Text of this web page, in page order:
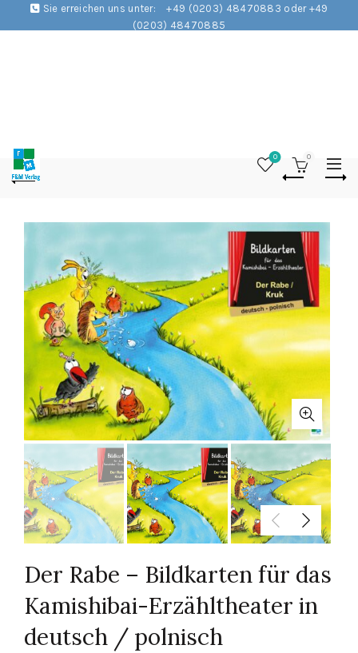
Sie erreichen uns unter:
+49 (0203) 48470883 oder +49
(0203) 48470885
0 0
Der Rabe – Bildkarten für das
Kamishibai-Erzähltheater in
deutsch / polnisch